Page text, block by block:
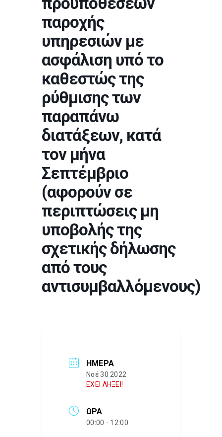
παροχής
υπηρεσιών με
ασφάλιση υπό το
καθεστώς της
ρύθμισης των
παραπάνω
διατάξεων, κατά
τον μήνα
Σεπτέμβριο
(αφορούν σε
περιπτώσεις μη
υποβολής της
σχετικής δήλωσης
από τους
αντισυμβαλλόμενους)
ΗΜΈΡΑ
Νοέ 30 2022
ΕΧΕΙ ΛΗΞΕΙ!
ΏΡΑ
00:00 - 12:00